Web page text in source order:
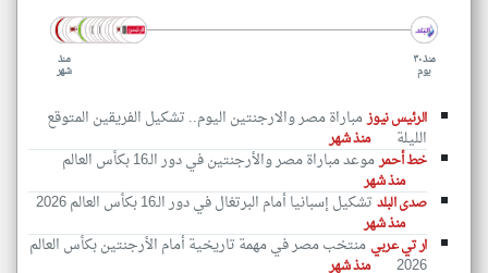
منذ
شهر
منذ ٣٠
يوم
الرئيس نيوزمباراة مصر والارجنتين اليوم.. تشكيل الفريقين المتوقع
الليلة
منذ شهر
خط أحمرموعد مباراة مصر والأرجنتين في دور الـ16 بكأس العالم
منذ شهر
صدى البلد تشكيل إسبانيا أمام البرتغال في دور الـ16 بكأس العالم 2026
منذ شهر
ار تي عربي منتخب مصر في مهمة تاريخية أمام الأرجنتين بكأس العالم
2026 منذ شهر